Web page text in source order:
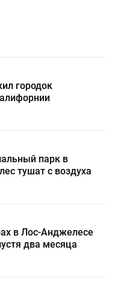
городок
парк в
тушат с воздуха
в Лос-Анджелесе
два месяца